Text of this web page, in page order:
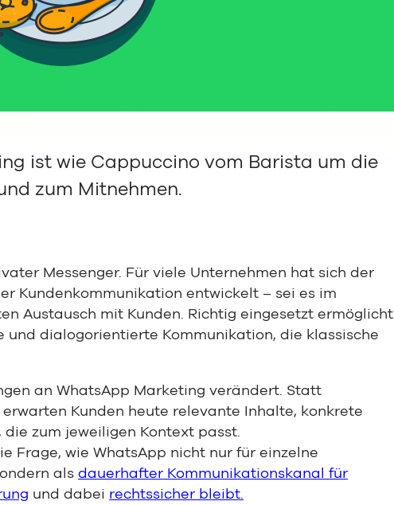
ist wie Cappuccino vom Barista um die
zum Mitnehmen.
Messenger. Für viele Unternehmen hat sich der
Kundenkommunikation entwickelt – sei es im
Austausch mit Kunden. Richtig eingesetzt ermöglicht
und dialogorientierte Kommunikation, die klassische
an WhatsApp Marketing verändert. Statt
erwarten Kunden heute relevante Inhalte, konkrete
zum jeweiligen Kontext passt.
Frage, wie WhatsApp nicht nur für einzelne
alsdauerhafter Kommunikationskanal für
und dabei rechtssicher bleibt.